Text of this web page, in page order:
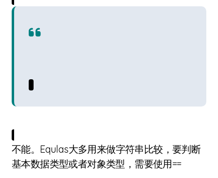
不能。Equlas大多用来做字符串比较，要判断
基本数据类型或者对象类型，需要使用==